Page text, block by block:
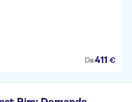
Da:411 €